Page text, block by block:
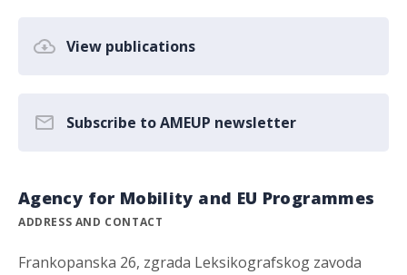
View publications
Subscribe to AMEUP newsletter
Agency for Mobility and EU Programmes
ADDRESS AND CONTACT
Frankopanska 26, zgrada Leksikografskog zavoda